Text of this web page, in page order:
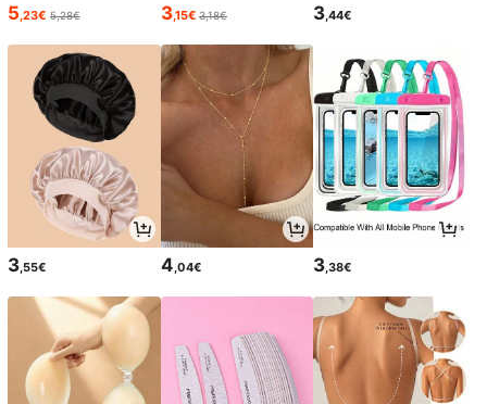
5,23€ 5,28€ 3,15€ 3,18€ 3,44€
3,55€ 4,04€ 3,38€